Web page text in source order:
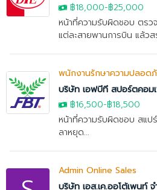
฿18,000-฿25,000
หน้าที่ความรับผิดชอบ ตรว
แต่ละสายพานการบิน แล้วส
พนักงานรักษาความปลอด
บริษัท เอฟบีที สปอร์ตคอม
฿16,500-฿18,500
หน้าที่ความรับผิดชอบ สแ
ลาหยุด...
Admin Online Sales
บริษัท เอส.เค.ออโต้เพนท์